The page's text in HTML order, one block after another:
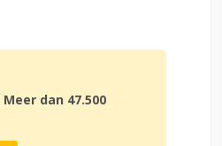
Meer dan 47.500